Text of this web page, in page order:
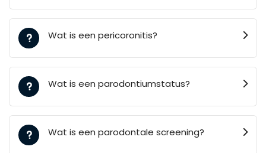
Wat is een pericoronitis?
Wat is een parodontiumstatus?
Wat is een parodontale screening?